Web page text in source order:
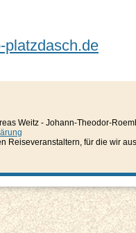
platzdasch.de
Weitz - Johann-Theodor-
Reiseveranstaltern, für die wir